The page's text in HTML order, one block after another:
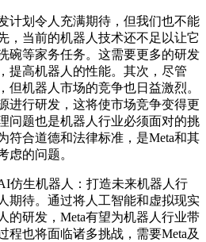
划令人充满期待，但我们也不能
，当前的机器人技术还不足以让它
碗等家务任务。这需要更多的研发
提高机器人的性能。其次，尽管
但机器人市场的竞争也日益激烈。
进行研发，这将使市场竞争变得更
问题也是机器人行业必须面对的挑
符合道德和法律标准，是Meta和其
虑的问题。
生机器人：打造未来机器人行
期待。通过将人工智能和虚拟现实
的研发，Meta有望为机器人行业带
程也将面临诸多挑战，需要Meta及